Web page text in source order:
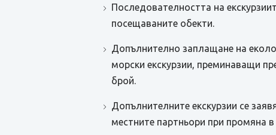
Последователността на
посещаваните обекти.
Допълнително заплащане на
морски екскурзии, преминаващи
брой.
Допълнителните екскурзии се
местните партньори при промяна